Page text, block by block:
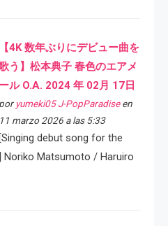
【4K 数年ぶりにデビュー曲を
う】松本典子 春色のエアメ
ール O.A. 2024 年 02月 17日
por yumeki05 J-PopParadiseen
11 marzo 2026 a las 5:33
[Singing debut song for the
Noriko Matsumoto / Haruiro